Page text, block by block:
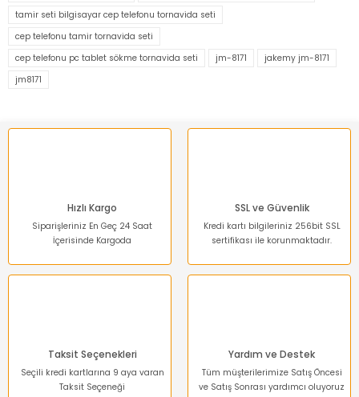
Ürün resmi kalitesiz, bozuk veya görüntülenemiyor.
tamir seti bilgisayar cep telefonu tornavida seti
cep telefonu tamir tornavida seti
cep telefonu pc tablet sökme tornavida seti
jm-8171
jakemy jm-8171
jm8171
Hızlı Kargo
Siparişleriniz En Geç 24 Saat
İçerisinde Kargoda
SSL ve Güvenlik
Kredi kartı bilgileriniz 256bit SSL
sertifikası ile korunmaktadır.
Taksit Seçenekleri
Seçili kredi kartlarına 9 aya varan
Taksit Seçeneği
Yardım ve Destek
Tüm müşterilerimize Satış Öncesi
ve Satış Sonrası yardımcı oluyoruz